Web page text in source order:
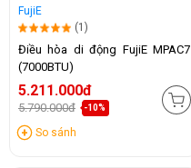
FujiE
(1)
Điều hòa di động FujiE MPAC7
(7000BTU)
5.211.000đ
5.790.000đ -10%
So sánh